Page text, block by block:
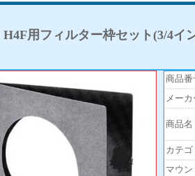
用フィルター枠セット(3/4イ
商品番
メーカ
商品名
カテゴ
マウ